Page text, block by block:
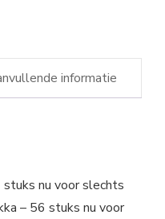
informatie
nu voor slechts
– 56 stuks nu voor